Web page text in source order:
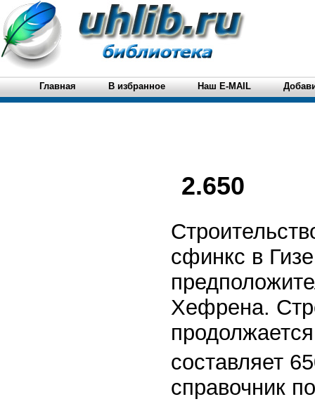
Главная В избранное Наш E-MAIL
2.650
сфинкс в
Хефрена.
составляет
справочник